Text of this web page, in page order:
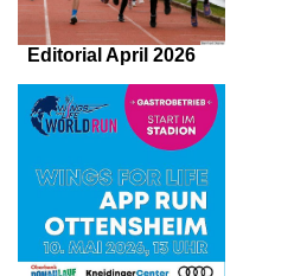
Editorial April 2026